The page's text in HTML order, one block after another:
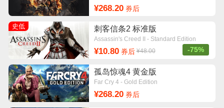
¥268.20券后
史低 刺客信条2 标准版
Assassin's Creed II - Standard Edition
¥10.80券后 ¥48.00 -75%
孤岛惊魂4 黄金版
Far Cry 4 - Gold Edition
¥268.20券后